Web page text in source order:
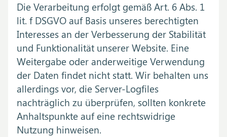
Die Verarbeitung erfolgt gemäß Art. 6 Abs. 1
lit. f DSGVO auf Basis unseres berechtigten
Interesses an der Verbesserung der Stabilität
und Funktionalität unserer Website. Eine
Weitergabe oder anderweitige Verwendung
der Daten findet nicht statt. Wir behalten uns
allerdings vor, die Server-Logfiles
nachträglich zu überprüfen, sollten konkrete
Anhaltspunkte auf eine rechtswidrige
Nutzung hinweisen.